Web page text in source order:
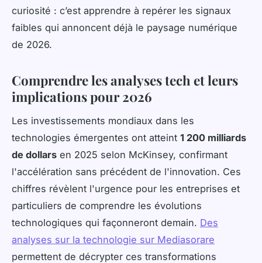
curiosité : c’est apprendre à repérer les signaux
faibles qui annoncent déjà le paysage numérique
de 2026.
Comprendre les analyses tech et leurs
implications pour 2026
Les investissements mondiaux dans les
technologies émergentes ont atteint 1 200 milliards
de dollars en 2025 selon McKinsey, confirmant
l'accélération sans précédent de l'innovation. Ces
chiffres révèlent l'urgence pour les entreprises et
particuliers de comprendre les évolutions
technologiques qui façonneront demain. Des
analyses sur la technologie sur Mediasorare
permettent de décrypter ces transformations